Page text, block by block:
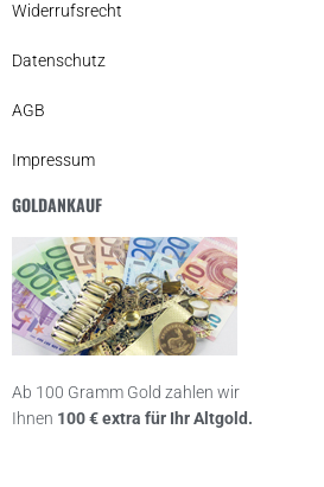
Widerrufsrecht
Datenschutz
AGB
Impressum
GOLDANKAUF
Ab 100 Gramm Gold zahlen wir
Ihnen 100 € extra für Ihr Altgold.